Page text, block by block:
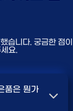
습니다. 궁금한 점이
요.
품은 뭔가